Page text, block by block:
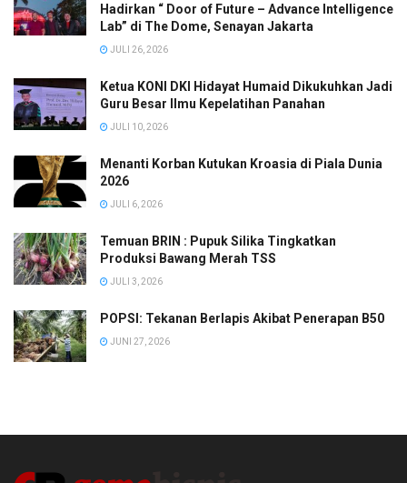
Hadirkan “ Door of Future – Advance Intelligence
Lab” di The Dome, Senayan Jakarta
JULI 26, 2026
Ketua KONI DKI Hidayat Humaid Dikukuhkan Jadi
Guru Besar Ilmu Kepelatihan Panahan
JULI 10, 2026
Menanti Korban Kutukan Kroasia di Piala Dunia
2026
JULI 6, 2026
Temuan BRIN : Pupuk Silika Tingkatkan
Produksi Bawang Merah TSS
JULI 3, 2026
POPSI: Tekanan Berlapis Akibat Penerapan B50
JUNI 27, 2026